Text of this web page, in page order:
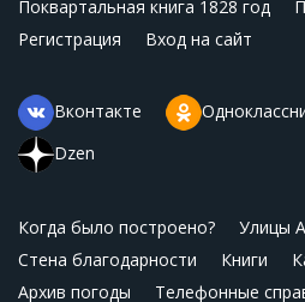
Поквартальная книга 1828 год
Регистрация
Вход на сайт
Вконтакте
Dzen
Когда было построено?
Улицы
Стена благодарности
Книги
Архив погоды
Телефонные